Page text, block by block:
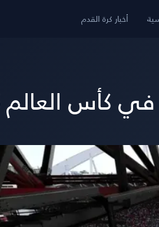
أخبار كرة القدم
العالم 2026